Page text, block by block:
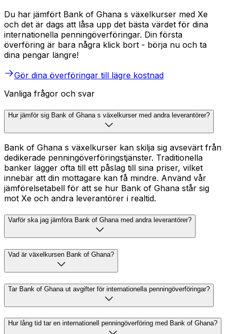
Du har jämfört Bank of Ghana s växelkurser med Xe
och det är dags att låsa upp det bästa värdet för dina
internationella penningöverföringar. Din första
överföring är bara några klick bort - börja nu och ta
dina pengar längre!
Gör dina överföringar till lägre kostnad
Vanliga frågor och svar
Hur jämför sig Bank of Ghana s växelkurser med andra leverantörer?
Bank of Ghana s växelkurser kan skilja sig avsevärt från
dedikerade penningöverföringstjänster. Traditionella
banker lägger ofta till ett påslag till sina priser, vilket
innebär att din mottagare kan få mindre. Använd vår
jämförelsetabell för att se hur Bank of Ghana står sig
mot Xe och andra leverantörer i realtid.
Varför ska jag jämföra Bank of Ghana med andra leverantörer?
Vad är växelkursen Bank of Ghana?
Tar Bank of Ghana ut avgifter för internationella penningöverföringar?
Hur lång tid tar en internationell penningöverföring med Bank of Ghana?